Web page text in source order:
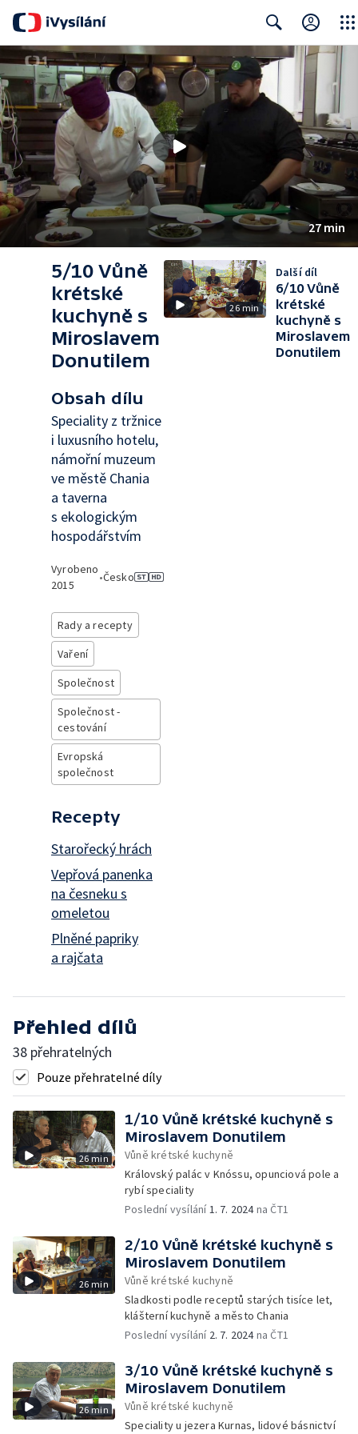
Search Close
27 min
5/10 Vůně
krétské
kuchyně s
Miroslavem
Donutilem
Obsah dílu
Speciality z tržnice
i luxusního hotelu,
námořní muzeum
ve městě Chania
a taverna
s ekologickým
hospodářstvím
Vyrobeno
2015
•Česko
Rady a recepty
Vaření
Společnost
Společnost -
cestování
Evropská
společnost
Recepty
Starořecký hrách
Vepřová panenka
na česneku s
omeletou
Plněné papriky
a rajčata
26 min
Další díl
6/10 Vůně
krétské
kuchyně s
Miroslavem
Donutilem
Přehled dílů
38 přehratelných
Pouze přehratelné díly
26 min
1/10 Vůně krétské kuchyně s
Miroslavem Donutilem
Vůně krétské kuchyně
Královský palác v Knóssu, opunciová pole a
rybí speciality
Poslední vysílání1. 7. 2024na ČT1
26 min
2/10 Vůně krétské kuchyně s
Miroslavem Donutilem
Vůně krétské kuchyně
Sladkosti podle receptů starých tisíce let,
klášterní kuchyně a město Chania
Poslední vysílání 2. 7. 2024na ČT1
26 min
3/10 Vůně krétské kuchyně s
Miroslavem Donutilem
Vůně krétské kuchyně
Speciality u jezera Kurnas, lidové básnictví